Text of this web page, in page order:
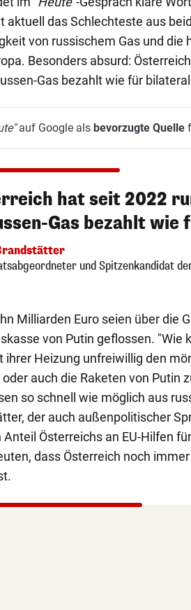
aktuell das Schlechteste aus
von russischem Gas und die
Besonders absurd:
Gas bezahlt wie für
auf Google als bevorzugte Quelle
hat seit 2022
Gas bezahlt wie
und Spitzenkandidat
Milliarden Euro seien über die
von Putin geflossen. "Wie
ihrer Heizung unfreiwillig den
oder auch die Raketen von Putin
so schnell wie möglich aus
der auch außenpolitischer
Anteil Österreichs an EU-Hilfen
dass Österreich noch